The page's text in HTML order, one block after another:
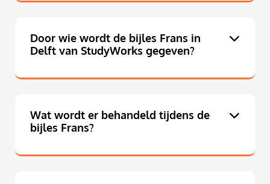
Door wie wordt de bijles Frans in
Delft van StudyWorks gegeven?
Wat wordt er behandeld tijdens de
bijles Frans?